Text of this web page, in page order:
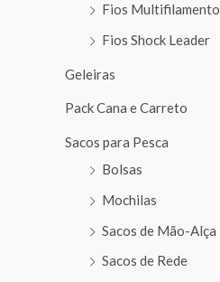
Fios Multifilamento
Fios Shock Leader
Geleiras
Pack Cana e Carreto
Sacos para Pesca
Bolsas
Mochilas
Sacos de Mão-Alça
Sacos de Rede